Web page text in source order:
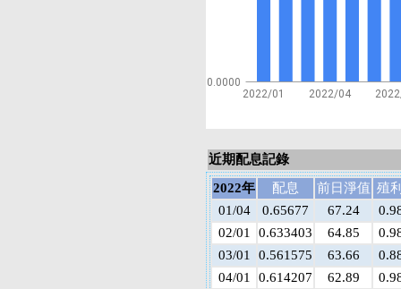
2022/01 2022/04
0.0000
近期配息記錄
2022年
配息 前日淨值 殖
01/04
0.65677 67.24
02/01
0.633403 64.85
03/01
0.561575 63.66
04/01
0.614207 62.89